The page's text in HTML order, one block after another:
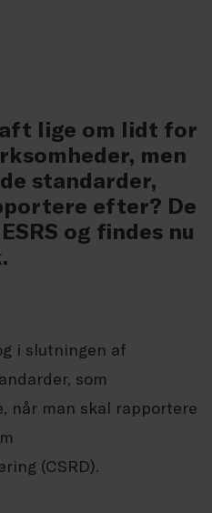
lige om lidt for
men
standarder,
efter? De
og findes nu
i slutningen af
som
når man skal rapportere
(CSRD).